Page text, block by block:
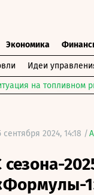
Экономика
Идеи
на топливном
сентября 2024, 14:18 /
сезона-